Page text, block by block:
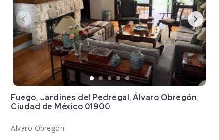
Fuego, Jardines del Pedregal, Álvaro Obregón,
Ciudad de México 01900
Álvaro Obregón